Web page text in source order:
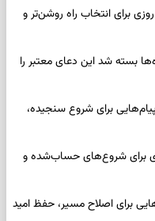
سرنوشت امروز شنبه ۱۷ مرداد ۱۴۰۵ | روزی برای انتخاب راه روشن‌تر و
بسته شد این دعای معتبر را
امروز شنبه ۱۷ مرداد ۱۴۰۵ | پیام‌هایی برای شروع سنجیده،
امروز شنبه ۱۷ مرداد ۱۴۰۵ | روزی برای شروع‌های حساب‌شده و
شنبه ۱۷ مرداد ۱۴۰۵ | پیام‌هایی برای اصلاح مسیر، حفظ امید